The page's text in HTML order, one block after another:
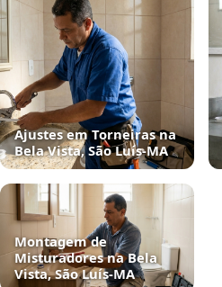
Ajustes em Torneiras na
Bela Vista, São Luís‑MA
Montagem de
Misturadores na Bela
Vista, São Luís‑MA